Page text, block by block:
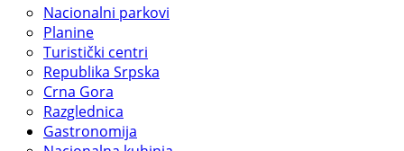
Nacionalni parkovi
Planine
Turistički centri
Republika Srpska
Crna Gora
Razglednica
Gastronomija